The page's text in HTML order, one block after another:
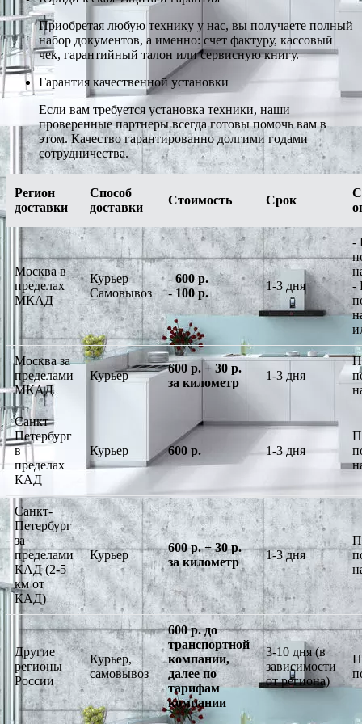
Приобретая любую технику у нас, вы получаете полный
набор документов, а именно: счет фактуру, кассовый
чек, гарантийный талон или сервисную книгу.
Гарантия качественной установки
Если вам требуется установка техники, наши
проверенные партнеры всегда готовы помочь вам в
этом. Качество гарантированно долгими годами
сотрудничества.
Регион
доставки
Способ
доставки
Стоимость Срок
Москва в
пределах
МКАД
Курьер
Самовывоз
- 600 р.
-100 р.
1-3 дня
-
-
Москва за
пределами
МКАД
Курьер
600 р. + 30 р.
за километр
1-3 дня
Санкт-
Петербург
в
пределах
КАД
Курьер 600 р. 1-3 дня
Санкт-
Петербург
за
пределами
КАД (2-5
км от
КАД)
Курьер
600 р. + 30 р.
за километр
1-3 дня
Другие
регионы
России
Курьер,
самовывоз
600 р. до
транспортной
компании,
далее по
тарифам
компании
3-10 дня (в
зависимости
от региона)